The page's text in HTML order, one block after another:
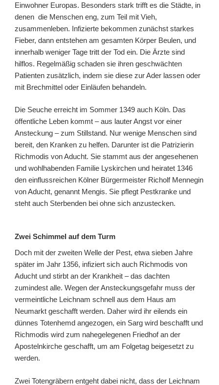
Einwohner Europas. Besonders stark trifft es die Städte, in
denen die Menschen eng, zum Teil mit Vieh,
zusammenleben. Infizierte bekommen zunächst starkes
Fieber, dann entstehen am gesamten Körper Beulen, und
innerhalb weniger Tage tritt der Tod ein. Die Ärzte sind
hilflos. Regelmäßig schaden sie ihren geschwächten
Patienten zusätzlich, indem sie diese zur Ader lassen oder
mit Brechmittel oder Einläufen behandeln.
Die Seuche erreicht im Sommer 1349 auch Köln. Das
öffentliche Leben kommt – aus lauter Angst vor einer
Ansteckung – zum Stillstand. Nur wenige Menschen sind
bereit, den Kranken zu helfen. Darunter ist die Patrizierin
Richmodis von Aducht. Sie stammt aus der angesehenen
und wohlhabenden Familie Lyskirchen und heiratet 1346
den einflussreichen Kölner Bürgermeister Richolf Mennegin
von Aducht, genannt Mengis. Sie pflegt Pestkranke und
steht auch Sterbenden bei ohne sich anzustecken.
Zwei Schimmel auf dem Turm
Doch mit der zweiten Welle der Pest, etwa sieben Jahre
später im Jahr 1356, infiziert sich auch Richmodis von
Aducht und stirbt an der Krankheit – das dachten
zumindest alle. Wegen der Ansteckungsgefahr muss der
vermeintliche Leichnam schnell aus dem Haus am
Neumarkt geschafft werden. Daher wird ihr eilends ein
dünnes Totenhemd angezogen, ein Sarg wird beschafft und
Richmodis wird zum nahegelegenen Friedhof an der
Apostelnkirche geschafft, um am Folgetag beigesetzt zu
werden.
Zwei Totengräbern entgeht dabei nicht, dass der Leichnam